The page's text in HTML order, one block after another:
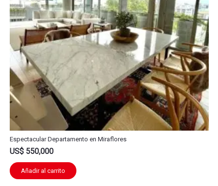
Espectacular Departamento en Miraflores
US$ 550,000
Añadir al carrito